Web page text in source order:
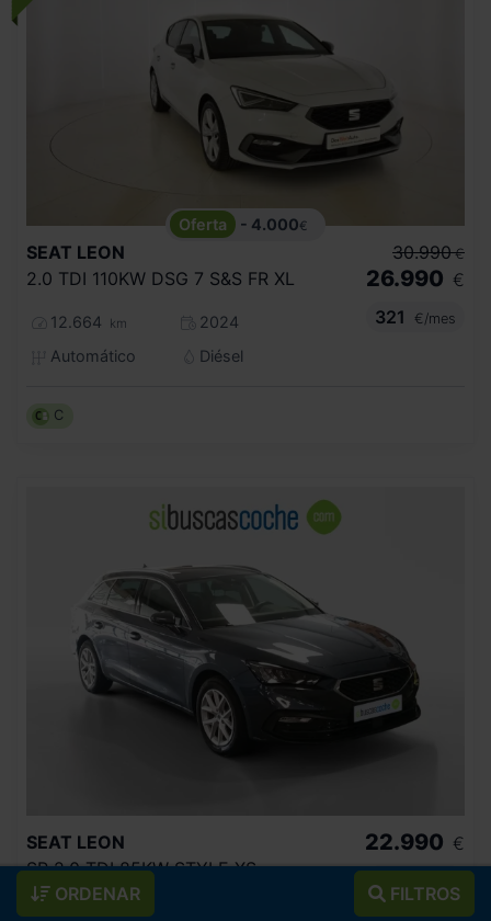
ORDENAR FILTROS
- 4.000€
SEAT LEON
2.0 TDI 110KW DSG 7 S&S FR XL
12.664 km
2024
Automático
Diésel
30.990 €
26.990 €
321
€/mes
C
SEAT LEON
SP 2.0 TDI 85KW STYLE XS
8.477 km
22.990 €
274